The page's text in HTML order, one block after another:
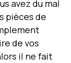
avez du mal
pièces de
de vos
il ne fait